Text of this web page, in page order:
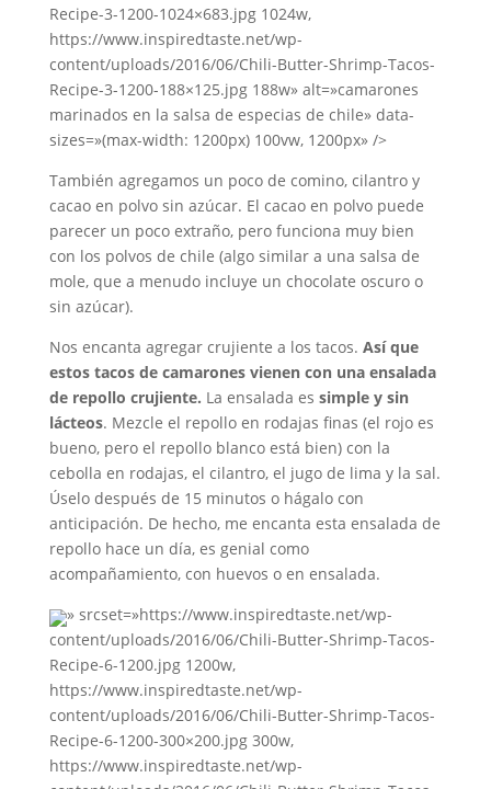
Recipe-3-1200-1024×683.jpg 1024w,
https://www.inspiredtaste.net/wp-
content/uploads/2016/06/Chili-Butter-Shrimp-Tacos-
Recipe-3-1200-188×125.jpg 188w» alt=»camarones
marinados en la salsa de especias de chile» data-
sizes=»(max-width: 1200px) 100vw, 1200px» />
También agregamos un poco de comino, cilantro y
cacao en polvo sin azúcar. El cacao en polvo puede
parecer un poco extraño, pero funciona muy bien
con los polvos de chile (algo similar a una salsa de
mole, que a menudo incluye un chocolate oscuro o
sin azúcar).
Nos encanta agregar crujiente a los tacos. Así que
estos tacos de camarones vienen con una ensalada
de repollo crujiente. La ensalada es simple y sin
lácteos. Mezcle el repollo en rodajas finas (el rojo es
bueno, pero el repollo blanco está bien) con la
cebolla en rodajas, el cilantro, el jugo de lima y la sal.
Úselo después de 15 minutos o hágalo con
anticipación. De hecho, me encanta esta ensalada de
repollo hace un día, es genial como
acompañamiento, con huevos o en ensalada.
» srcset=»https://www.inspiredtaste.net/wp-
content/uploads/2016/06/Chili-Butter-Shrimp-Tacos-
Recipe-6-1200.jpg 1200w,
https://www.inspiredtaste.net/wp-
content/uploads/2016/06/Chili-Butter-Shrimp-Tacos-
Recipe-6-1200-300×200.jpg 300w,
https://www.inspiredtaste.net/wp-